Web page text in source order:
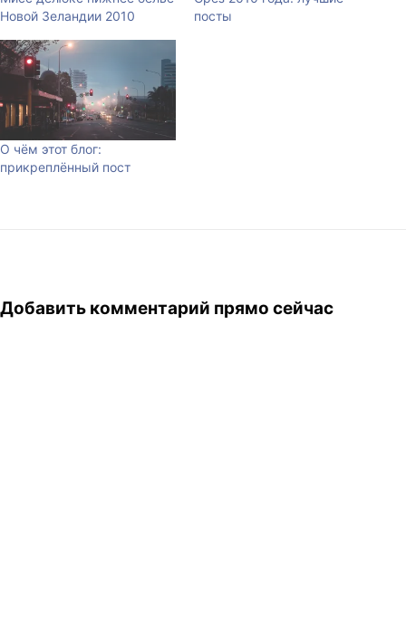
Новой Зеландии 2010
посты
О чём этот блог:
прикреплённый пост
Добавить комментарий прямо сейчас